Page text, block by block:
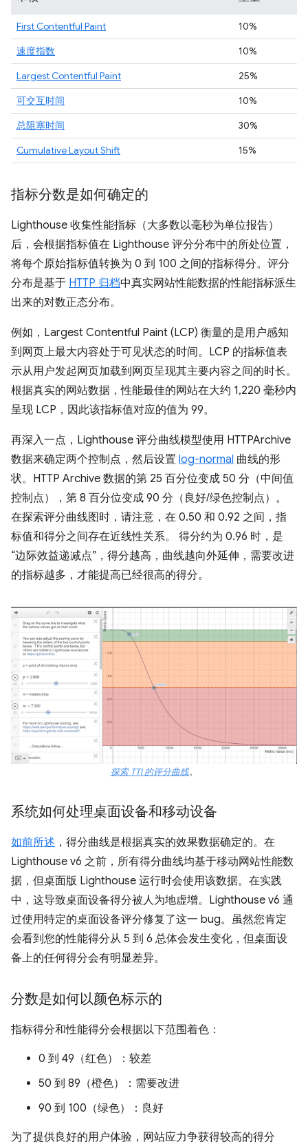
First Contentful Paint
10%
速度指数
10%
Largest Contentful Paint
25%
可交互时间
10%
总阻塞时间
30%
Cumulative Layout Shift
15%
指标分数是如何确定的
Lighthouse 收集性能指标（大多数以毫秒为单位报告）
后，会根据指标值在 Lighthouse 评分分布中的所处位置，
将每个原始指标值转换为 0 到 100 之间的指标得分。评分
分布是基于 HTTP 归档中真实网站性能数据的性能指标派生
出来的对数正态分布。
例如，Largest Contentful Paint (LCP) 衡量的是用户感知
到网页上最大内容处于可见状态的时间。LCP 的指标值表
示从用户发起网页加载到网页呈现其主要内容之间的时长。
根据真实的网站数据，性能最佳的网站在大约 1,220 毫秒内
呈现 LCP，因此该指标值对应的值为 99。
再深入一点，Lighthouse 评分曲线模型使用 HTTPArchive
数据来确定两个控制点，然后设置 log-normal 曲线的形
状。HTTP Archive 数据的第 25 百分位变成 50 分（中间值
控制点），第 8 百分位变成 90 分（良好/绿色控制点）。
在探索评分曲线图时，请注意，在 0.50 和 0.92 之间，指
标值和得分之间存在近线性关系。 得分约为 0.96 时，是
“边际效益递减点”，得分越高，曲线越向外延伸，需要改进
的指标越多，才能提高已经很高的得分。
探索 TTI 的评分曲线。
系统如何处理桌面设备和移动设备
如前所述 ，得分曲线是根据真实的效果数据确定的。在
Lighthouse v6 之前，所有得分曲线均基于移动网站性能数
据，但桌面版 Lighthouse 运行时会使用该数据。在实践
中，这导致桌面设备得分被人为地虚增。Lighthouse v6 通
过使用特定的桌面设备评分修复了这一 bug。虽然您肯定
会看到您的性能得分从 5 到 6 总体会发生变化，但桌面设
备上的任何得分会有明显差异。
分数是如何以颜色标示的
指标得分和性能得分会根据以下范围着色：
0 到 49（红色）：较差
50 到 89（橙色）：需要改进
90 到 100（绿色）：良好
为了提供良好的用户体验，网站应力争获得较高的得分